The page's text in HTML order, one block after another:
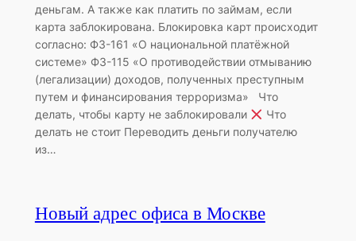
деньгам. А также как платить по займам, если
карта заблокирована. Блокировка карт происходит
согласно: ФЗ-161 «О национальной платёжной
системе» ФЗ-115 «О противодействии отмыванию
(легализации) доходов, полученных преступным
путем и финансирования терроризма» Что
делать, чтобы карту не заблокировали
Что
делать не стоит Переводить деньги получателю
из…
Новый адрес офиса в Москве